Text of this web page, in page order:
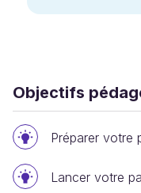
Objectifs
Préparer votre
Lancer votre